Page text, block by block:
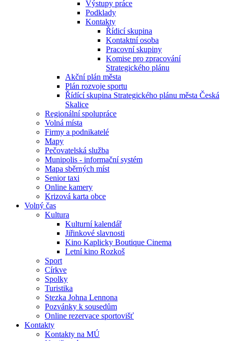
Výstupy práce
Podklady
Kontakty
Řídicí skupina
Kontaktní osoba
Pracovní skupiny
Komise pro zpracování
Strategického plánu
Akční plán města
Plán rozvoje sportu
Řídící skupina Strategického plánu města Česká
Skalice
Regionální spolupráce
Volná místa
Firmy a podnikatelé
Mapy
Pečovatelská služba
Munipolis - informační systém
Mapa sběrných míst
Senior taxi
Online kamery
Krizová karta obce
Volný čas
Kultura
Kulturní kalendář
Jiřinkové slavnosti
Kino Kaplicky Boutique Cinema
Letní kino Rozkoš
Sport
Církve
Spolky
Turistika
Stezka Johna Lennona
Pozvánky k sousedům
Online rezervace sportovišť
Kontakty
Kontakty na MÚ